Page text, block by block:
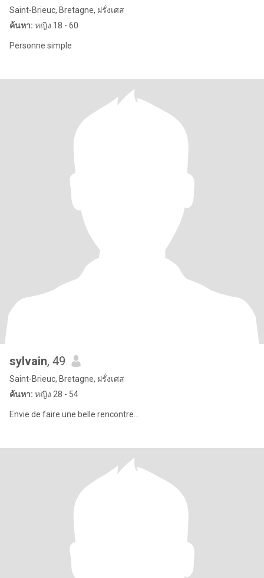
Saint-Brieuc, Bretagne, ฝรั่งเศส
ค้นหา: หญิง 18 - 60
Personne simple
sylvain, 49
Saint-Brieuc, Bretagne, ฝรั่งเศส
ค้นหา: หญิง 28 - 54
Envie de faire une belle rencontre...